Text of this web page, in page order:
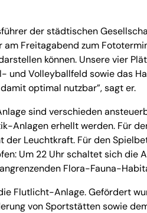
der städtischen
Freitagabend zum
können. Unsere vier
und Volleyballfeld sowie das
optimal nutzbar”, sagt er.
sind verschieden
Anlagen erhellt werden. Für
Leuchtkraft. Für den
Um 22 Uhr schaltet sich die
Flora-Fauna-
Flutlicht-Anlage. Gefördert
von Sportstätten sowie